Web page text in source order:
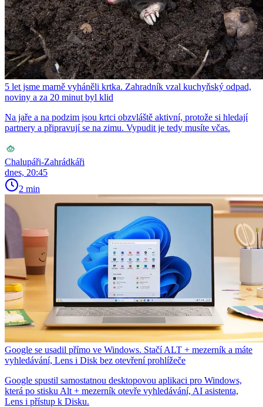
5 let jsme marně vyháněli krtka. Zahradník vzal kuchyňský odpad,
noviny a za 20 minut byl klid
Na jaře a na podzim jsou krtci obzvláště aktivní, protože si hledají
partnery a připravují se na zimu. Vypudit je tedy musíte včas.
Chalupáři-Zahrádkáři
dnes, 20:45
2 min
Google se usadil přímo ve Windows. Stačí ALT + mezerník a máte
vyhledávání, Lens i Disk bez otevření prohlížeče
Google spustil samostatnou desktopovou aplikaci pro Windows,
která po stisku Alt + mezerník otevře vyhledávání, AI asistenta,
Lens i přístup k Disku.